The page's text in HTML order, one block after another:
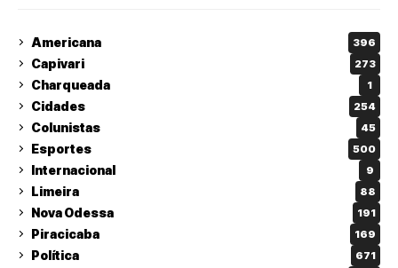
Americana 396
Capivari 273
Charqueada 1
Cidades 254
Colunistas 45
Esportes 500
Internacional 9
Limeira 88
Nova Odessa 191
Piracicaba 169
Política 671